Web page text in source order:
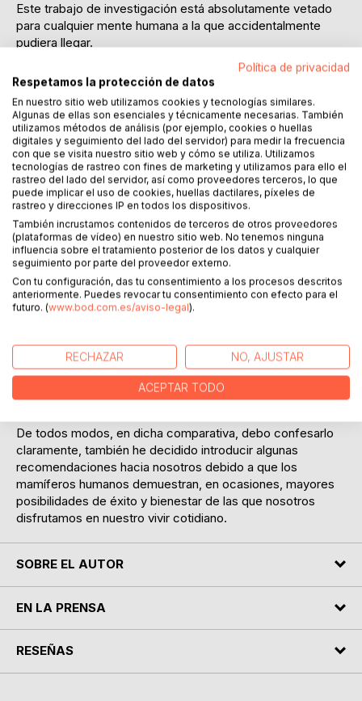
Este trabajo de investigación está absolutamente vetado
para cualquier mente humana a la que accidentalmente
pudiera llegar.
Se trata de un estudio pormenorizado, pero basado en
observaciones siempre subjetivas, que pudieran llevar a
confundir al lector o lectora, incluso hiriendo su sensibilidad
o lastimando gravemente su orgullo como miembro de la
especie de mamíferos humanos.
En mi informe detallo minuciosamente las principales
características del estilo de vida de los mamíferos
humanos; desde su nacimiento hasta el análisis de sus
instituciones, deteniéndome en sus hábitos, costumbres,
comportamientos e intimidades más profundas.
En todo momento he tratado de realizar un análisis
comparativo entre su estilo de vida y el nuestro, con una
serie de conclusiones que algún día podrían servirnos para
transmitirles algunas recomendaciones para mejorar la
individual como en su conjunto, siempre que estos quieran
aceptarlas como una humilde aportación por nuestra parte
y no las consideren como una intromisión que pudiera
incidir negativamente en su vanidad o en su orgullo.
De todos modos, en dicha comparativa, debo confesarlo
claramente, también he decidido introducir algunas
recomendaciones hacia nosotros debido a que los
mamíferos humanos demuestran, en ocasiones, mayores
posibilidades de éxito y bienestar de las que nosotros
disfrutamos en nuestro vivir cotidiano.
SOBRE EL AUTOR
EN LA PRENSA
RESEÑAS
Política de privacidad
Respetamos la protección de datos
En nuestro sitio web utilizamos cookies y tecnologías similares.
Algunas de ellas son esenciales y técnicamente necesarias. También
utilizamos métodos de análisis (por ejemplo, cookies o huellas
digitales y seguimiento del lado del servidor) para medir la frecuencia
con que se visita nuestro sitio web y cómo se utiliza. Utilizamos
tecnologías de rastreo con fines de marketing y utilizamos para ello el
rastreo del lado del servidor, así como proveedores terceros, lo que
puede implicar el uso de cookies, huellas dactilares, píxeles de
rastreo y direcciones IP en todos los dispositivos.
También incrustamos contenidos de terceros de otros proveedores
(plataformas de vídeo) en nuestro sitio web. No tenemos ninguna
influencia sobre el tratamiento posterior de los datos y cualquier
seguimiento por parte del proveedor externo.
Con tu configuración, das tu consentimiento a los procesos descritos
anteriormente. Puedes revocar tu consentimiento con efecto para el
futuro. (www.bod.com.es/aviso-legal).
RECHAZAR NO, AJUSTAR
ACEPTAR TODO